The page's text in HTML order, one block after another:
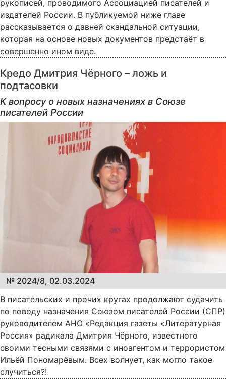
рукописей, проводимого Ассоциацией писателей и
издателей России. В публикуемой ниже главе
рассказывается о давней скандальной ситуации,
которая на основе новых документов предстаёт в
совершенно ином виде.
Кредо Дмитрия Чёрного – ложь и
подтасовки
К вопросу о новых назначениях в Союзе
писателей России
№ 2024/8, 02.03.2024
В писательских и прочих кругах продолжают судачить
по поводу назначения Союзом писателей России (СПР)
руководителем АНО «Редакция газеты «Литературная
Россия» радикала Дмитрия Чёрного, известного
своими тесными связями с иноагентом и террористом
Ильёй Пономарёвым. Всех волнует, как могло такое
случиться?!